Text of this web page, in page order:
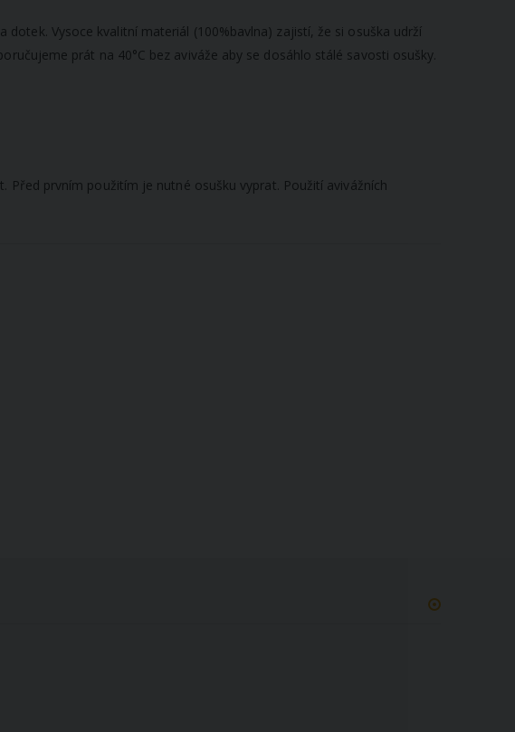
Vysoce kvalitní materiál (100%bavlna) zajistí, že si osuška udrží
prát na 40°C bez aviváže aby se dosáhlo stálé savosti osušky.
Před prvním použitím je nutné osušku vyprat. Použití avivážních